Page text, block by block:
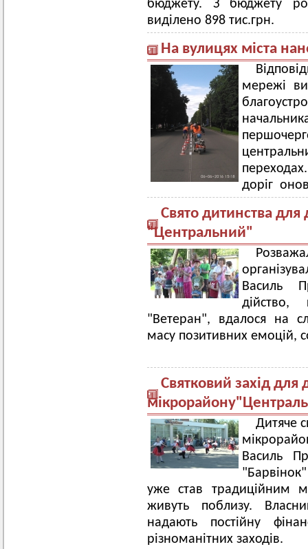
бюджету. З бюджету
виділено 898 тис.грн.
На вулицях міста
мережі
доріг
Свято дитинства для
"Центральний"
Василь
дійство,
"Ветеран", вдалося на
масу позитивних емоцій,
Святковий захід для
Дитяче
Василь
уже став традиційним
живуть поблизу.
надають постійну
різноманітних заходів.